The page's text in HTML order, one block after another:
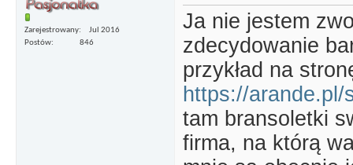
Zarejestrowany
Jul 2016
Postów
846
Ja nie jestem
zdecydowanie
przykład na
https://
tam bransoletki
firma, na którą